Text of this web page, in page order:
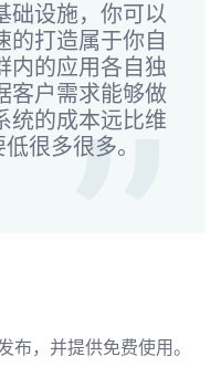
础设施，你可以
的打造属于你自
内的应用各自独
客户需求能够做
统的成本远比维
很多很多。
布，并提供免费使用。